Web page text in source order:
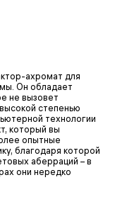
ахромат для
Он обладает
не вызовет
степенью
технологии
который вы
опытные
благодаря которой
аберраций – в
они нередко